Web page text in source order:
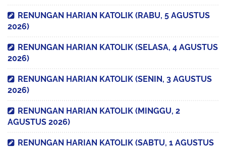
RENUNGAN HARIAN KATOLIK (RABU, 5 AGUSTUS
2026)
RENUNGAN HARIAN KATOLIK (SELASA, 4 AGUSTUS
2026)
RENUNGAN HARIAN KATOLIK (SENIN, 3 AGUSTUS
2026)
RENUNGAN HARIAN KATOLIK (MINGGU, 2
AGUSTUS 2026)
RENUNGAN HARIAN KATOLIK (SABTU, 1 AGUSTUS